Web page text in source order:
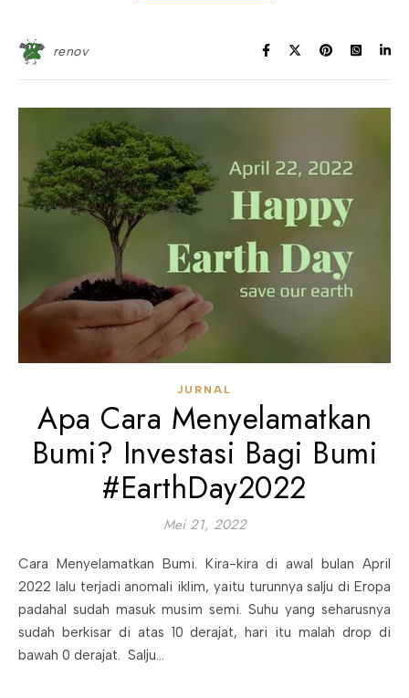
renov
JURNAL
Apa Cara Menyelamatkan
Bumi? Investasi Bagi Bumi
#EarthDay2022
Mei 21, 2022
Cara Menyelamatkan Bumi. Kira-kira di awal bulan April
2022 lalu terjadi anomali iklim, yaitu turunnya salju di Eropa
padahal sudah masuk musim semi. Suhu yang seharusnya
sudah berkisar di atas 10 derajat, hari itu malah drop di
bawah 0 derajat. Salju…